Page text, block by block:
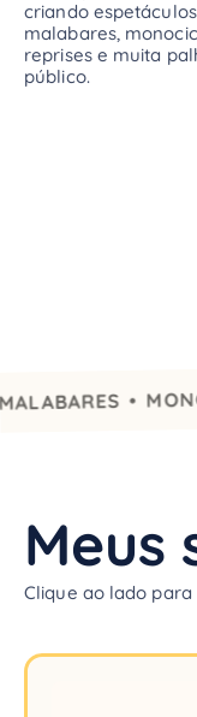
criando
malabares,
reprises e muita
público.
•
Meus
Clique ao lado